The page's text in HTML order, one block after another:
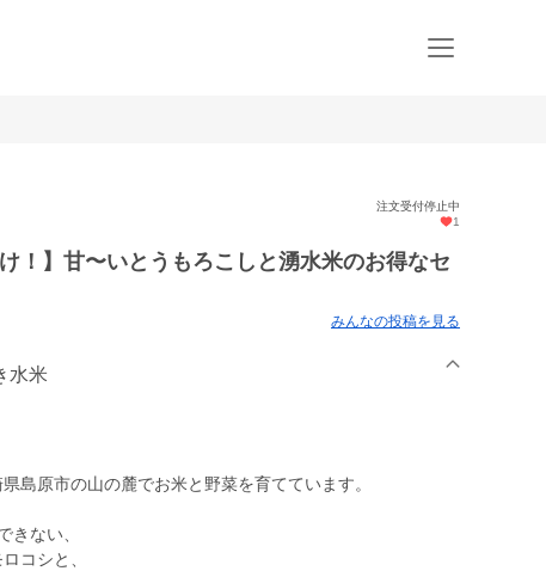
注文受付停止中
1
！】甘〜いとうもろこしと湧水米のお得なセ
みんなの投稿を見る
水米
島原市の山の麓でお米と野菜を育てています。
きない、
コシと、